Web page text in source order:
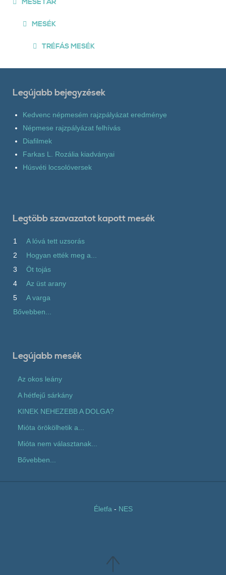
MESETÁR
MESÉK
TRÉFÁS MESÉK
Legújabb bejegyzések
Kedvenc népmesém rajzpályázat eredménye
Népmese rajzpályázat felhívás
Diafilmek
Farkas L. Rozália kiadványai
Húsvéti locsolóversek
Legtöbb szavazatot kapott mesék
1
A lóvá tett uzsorás
2
Hogyan ették meg a...
3
Öt tojás
4
Az üst arany
5
A varga
Bővebben...
Legújabb mesék
Az okos leány
A hétfejű sárkány
KINEK NEHEZEBB A DOLGA?
Mióta örökölhetik a...
Mióta nem választanak...
Bővebben...
Életfa - NES